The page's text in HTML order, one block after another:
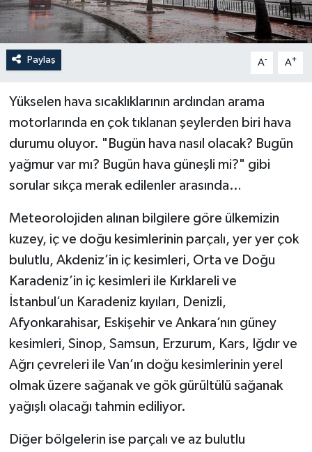
Paylaş A- A+
Yükselen hava sıcaklıklarının ardından arama
motorlarında en çok tıklanan şeylerden biri hava
durumu oluyor. "Bugün hava nasıl olacak? Bugün
yağmur var mı? Bugün hava güneşli mi?" gibi
sorular sıkça merak edilenler arasında…
Meteorolojiden alınan bilgilere göre ülkemizin
kuzey, iç ve doğu kesimlerinin parçalı, yer yer çok
bulutlu, Akdeniz’in iç kesimleri, Orta ve Doğu
Karadeniz’in iç kesimleri ile Kırklareli ve
İstanbul’un Karadeniz kıyıları, Denizli,
Afyonkarahisar, Eskişehir ve Ankara’nın güney
kesimleri, Sinop, Samsun, Erzurum, Kars, Iğdır ve
Ağrı çevreleri ile Van’ın doğu kesimlerinin yerel
olmak üzere sağanak ve gök gürültülü sağanak
yağışlı olacağı tahmin ediliyor.
Diğer bölgelerin ise parçalı ve az bulutlu